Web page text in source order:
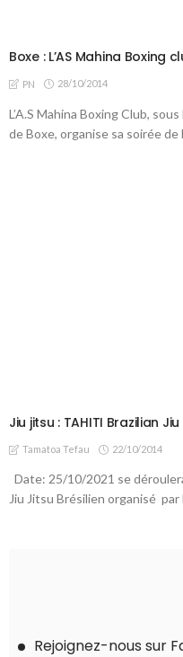
Boxe : L’AS Mahina Boxing
PN 28/10/2014
L’A.S Mahina Boxing Club,
de Boxe, organise sa soirée de
Jiu jitsu : TAHITI Brazilian
Tamatoa Tefau 22/10/2014
Date: 25/10/2021 se
Jiu Jitsu Brésilien organisé par
Rejoignez-nous sur